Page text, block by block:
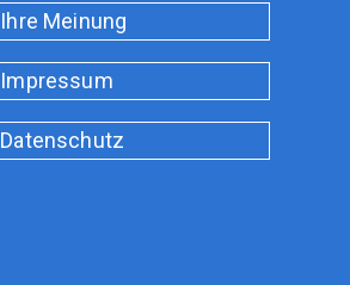
Ihre Meinung
Impressum
Datenschutz